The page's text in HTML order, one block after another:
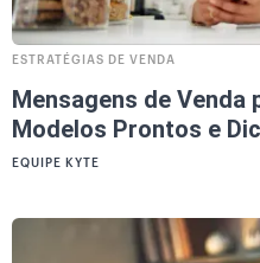
ESTRATÉGIAS DE VENDA
Mensagens de Venda
Modelos Prontos e
EQUIPE KYTE